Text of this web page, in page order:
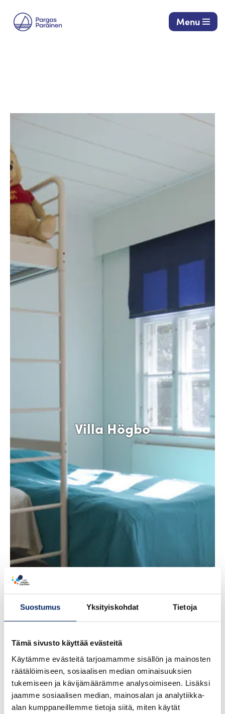
Suostumus Yksityiskohdat Tietoja
Tämä sivusto käyttää evästeitä
Käytämme evästeitä tarjoamamme sisällön ja mainosten
räätälöimiseen, sosiaalisen median ominaisuuksien
tukemiseen ja kävijämäärämme analysoimiseen. Lisäksi
jaamme sosiaalisen median, mainosalan ja analytiikka-
alan kumppaneillemme tietoja siitä, miten käytät
Siirry
Menu
Villa Högbo